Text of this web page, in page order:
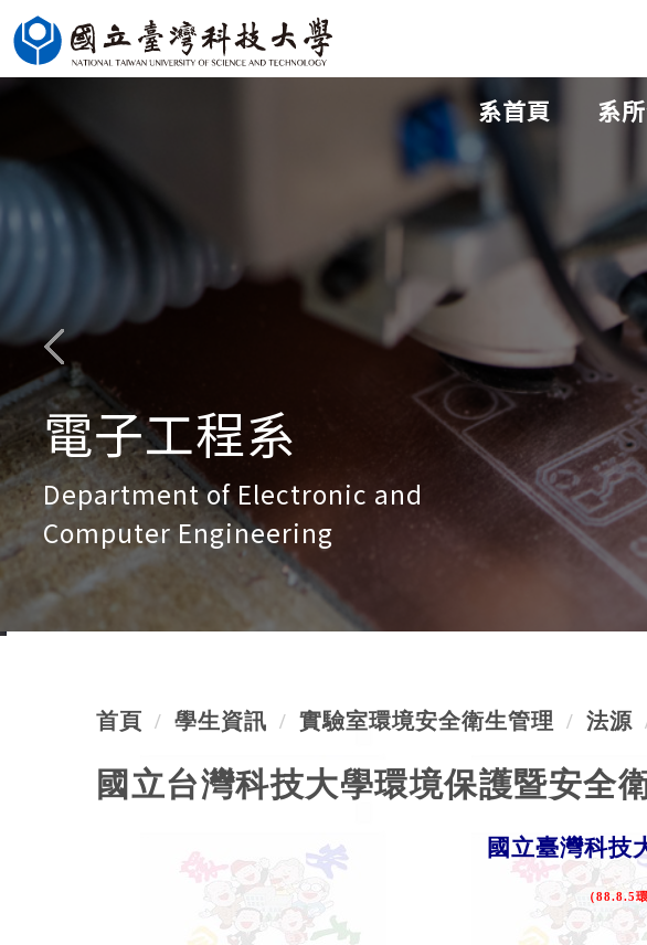
跳
到
主
內
容
區
系首頁 系
電子工程系
Department of Electronic and
Computer Engineering
首頁 學生資訊 實驗室環境安全衛生管理 法源
國立台灣科技大學環境保護暨安全
國立臺灣科技
（88.8.5